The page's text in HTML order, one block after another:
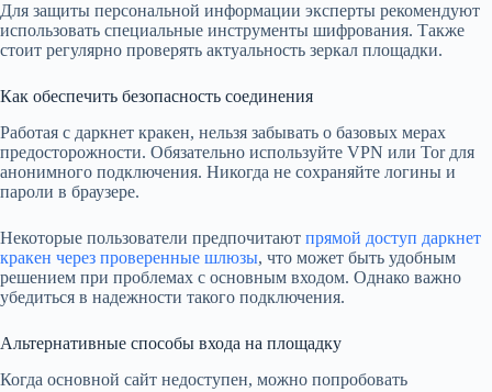
Для защиты персональной информации эксперты рекомендуют
использовать специальные инструменты шифрования. Также
стоит регулярно проверять актуальность зеркал площадки.
Как обеспечить безопасность соединения
Работая с даркнет кракен, нельзя забывать о базовых мерах
предосторожности. Обязательно используйте VPN или Tor для
анонимного подключения. Никогда не сохраняйте логины и
пароли в браузере.
Некоторые пользователи предпочитают прямой доступ даркнет
кракен через проверенные шлюзы, что может быть удобным
решением при проблемах с основным входом. Однако важно
убедиться в надежности такого подключения.
Альтернативные способы входа на площадку
Когда основной сайт недоступен, можно попробовать